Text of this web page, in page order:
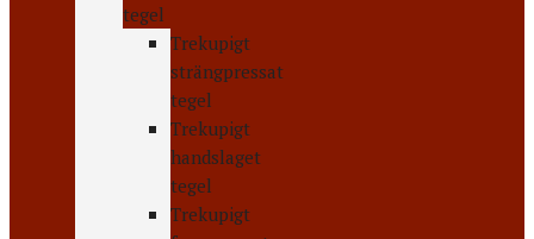
tegel
Trekupigt
strängpressat
tegel
Trekupigt
handslaget
tegel
Trekupigt